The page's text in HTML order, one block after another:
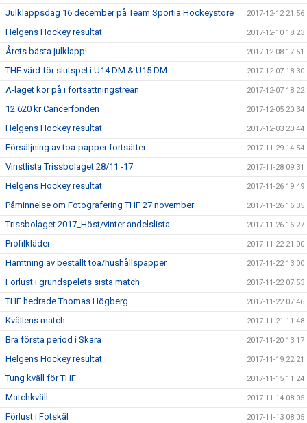
Julklappsdag 16 december på Team Sportia Hockeystore 2017-12-12 21:56
Helgens Hockey resultat 2017-12-10 18:23
Årets bästa julklapp! 2017-12-08 17:51
THF värd för slutspel i U14 DM & U15 DM 2017-12-07 18:30
A-laget kör på i fortsättningstrean 2017-12-07 18:22
12 620 kr Cancerfonden 2017-12-05 20:34
Helgens Hockey resultat 2017-12-03 20:44
Försäljning av toa-papper fortsätter 2017-11-29 14:54
Vinstlista Trissbolaget 28/11 -17 2017-11-28 09:31
Helgens Hockey resultat 2017-11-26 19:49
Påminnelse om Fotografering THF 27 november 2017-11-26 16:35
Trissbolaget 2017_Höst/vinter andelslista 2017-11-26 16:27
Profilkläder 2017-11-22 21:00
Hämtning av beställt toa/hushållspapper 2017-11-22 13:00
Förlust i grundspelets sista match 2017-11-22 07:53
THF hedrade Thomas Högberg 2017-11-22 07:46
Kvällens match 2017-11-21 11:48
Bra första period i Skara 2017-11-20 13:17
Helgens Hockey resultat 2017-11-19 22:21
Tung kväll för THF 2017-11-15 11:24
Matchkväll 2017-11-14 08:05
Förlust i Fotskäl 2017-11-13 08:05